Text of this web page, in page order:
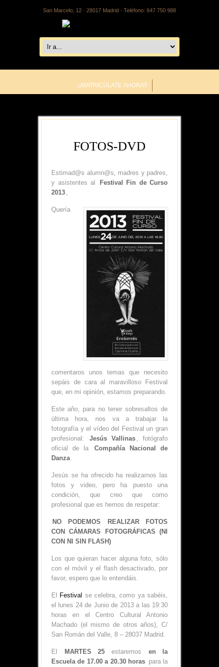
San Marcelo, 12 · 28017 Madrid · Teléfono: 647 750 988
¡¡MATRICÚLATE AHORA!!
FOTOS-DVD
Estimad@s alumn@s, madres y padres,
y asistentes al
Festival Fin de Curso
2013 ,
Quería
comentaros unos temas que necesito
sepáis de cara al maravilloso Festival
que, en mi opinión, estamos preparando.
Este año, para no tener sobresaltos de
última hora, nos va a trabajar la
fotografía y el vídeo del Festival un gran
profesional:
Jesús Vallinas , fotógrafo
oficial de la
Compañía Nacional de
Danza .
Jesús se ha ofrecido ha realizarnos las
fotos y video, pero ha puesto una
condición, que creo que como
profesional que es hemos de respetar:
NO PODEMOS REALIZAR FOTOS
CON CÁMARAS FOTOGRÁFICAS (NI
CON NI SIN FLASH)
Los que quieran hacer alguna foto, sólo
con el móvil y el flash desactivado, por
favor, espero que lo entendáis.
El Festival se celebra, como ya sabéis,
el lunes 24 de Junio de 2013 a las 19:30
horas en el Centro Cultural Antonio
Machado (el mismo de otros años), C/
San Román del Valle, 8 – 28037 Madrid.
El MARTES 25 estaremos
en la
Escuela de 17.00 a 20.30 horas para la